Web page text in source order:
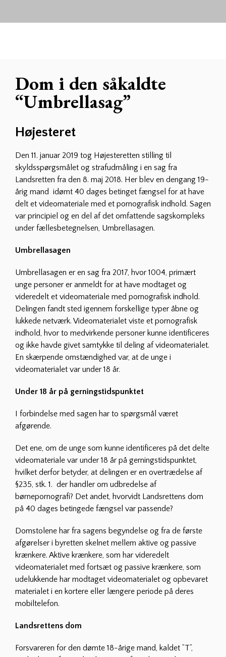
Dom i den såkaldte
“Umbrellasag”
Højesteret
Den 11. januar 2019 tog Højesteretten stilling til
skyldsspørgsmålet og strafudmåling i en sag fra
Landsretten fra den 8. maj 2018. Her blev en dengang 19-
årig mand idømt 40 dages betinget fængsel for at have
delt et videomateriale med et pornografisk indhold. Sagen
var principiel og en del af det omfattende sagskompleks
under fællesbetegnelsen, Umbrellasagen.
Umbrellasagen
Umbrellasagen er en sag fra 2017, hvor 1004, primært
unge personer er anmeldt for at have modtaget og
videredelt et videomateriale med pornografisk indhold.
Delingen fandt sted igennem forskellige typer åbne og
lukkede netværk. Videomaterialet viste et pornografisk
indhold, hvor to medvirkende personer kunne identificeres
og ikke havde givet samtykke til deling af videomaterialet.
En skærpende omstændighed var, at de unge i
videomaterialet var under 18 år.
Under 18 år på gerningstidspunktet
I forbindelse med sagen har to spørgsmål været
afgørende.
Det ene, om de unge som kunne identificeres på det delte
videomateriale var under 18 år på gerningstidspunktet,
hvilket derfor betyder, at delingen er en overtrædelse af
§235, stk. 1. der handler om udbredelse af
børnepornografi? Det andet, hvorvidt Landsrettens dom
på 40 dages betingede fængsel var passende?
Domstolene har fra sagens begyndelse og fra de første
afgørelser i byretten skelnet mellem aktive og passive
krænkere. Aktive krænkere, som har videredelt
videomaterialet med fortsæt og passive krænkere, som
udelukkende har modtaget videomaterialet og opbevaret
materialet i en kortere eller længere periode på deres
mobiltelefon.
Landsrettens dom
Forsvareren for den dømte 18-årige mand, kaldet ”T”,